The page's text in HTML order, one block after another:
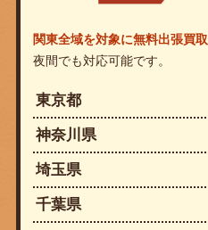
関東全域を対象に無料出張買取
夜間でも対応可能です。
東京都
神奈川県
埼玉県
千葉県